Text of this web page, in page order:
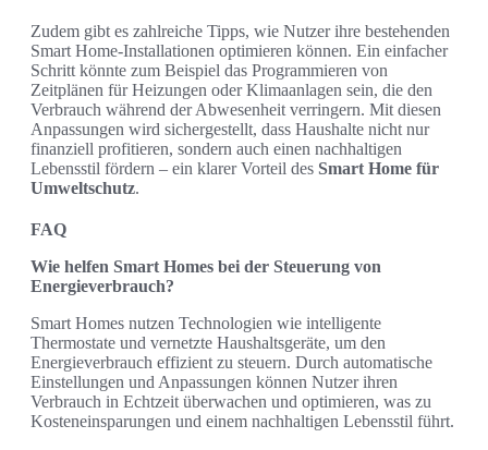
Zudem gibt es zahlreiche Tipps, wie Nutzer ihre bestehenden
Smart Home-Installationen optimieren können. Ein einfacher
Schritt könnte zum Beispiel das Programmieren von
Zeitplänen für Heizungen oder Klimaanlagen sein, die den
Verbrauch während der Abwesenheit verringern. Mit diesen
Anpassungen wird sichergestellt, dass Haushalte nicht nur
finanziell profitieren, sondern auch einen nachhaltigen
Lebensstil fördern – ein klarer Vorteil des Smart Home für
Umweltschutz.
FAQ
Wie helfen Smart Homes bei der Steuerung von
Energieverbrauch?
Smart Homes nutzen Technologien wie intelligente
Thermostate und vernetzte Haushaltsgeräte, um den
Energieverbrauch effizient zu steuern. Durch automatische
Einstellungen und Anpassungen können Nutzer ihren
Verbrauch in Echtzeit überwachen und optimieren, was zu
Kosteneinsparungen und einem nachhaltigen Lebensstil führt.